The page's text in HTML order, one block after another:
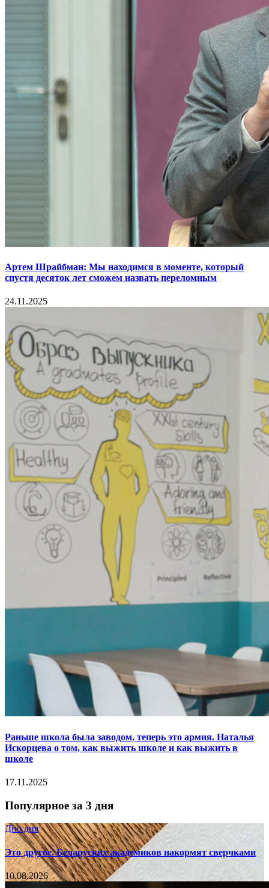
Артем Шрайбман: Мы находимся в моменте, который
спустя десяток лет сможем назвать переломным
24.11.2025
Раньше школа была заводом, теперь это армия. Наталья
Искорцева о том, как выжить школе и как выжить в
школе
17.11.2025
Популярное за 3 дня
Дно дня
Это другое. Беларуских академиков накормят сверчками
10.08.2026